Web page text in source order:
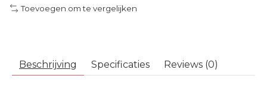
Toevoegen om te vergelijken
Beschrijving Specificaties Reviews (0)